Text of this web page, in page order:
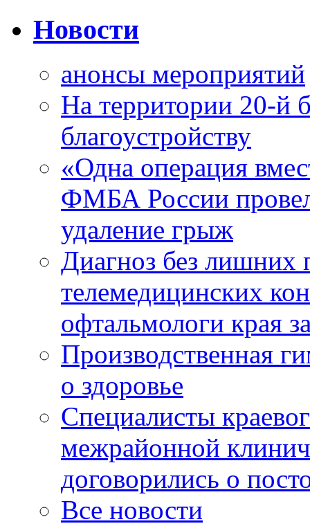
Новости
анонсы мероприятий
На территории 20-й
благоустройству
«Одна операция
ФМБА России
удаление грыж
Диагноз без лишних
телемедицинских
офтальмологи края
Производственная
о здоровье
Специалисты
межрайонной
договорились о
Все новости